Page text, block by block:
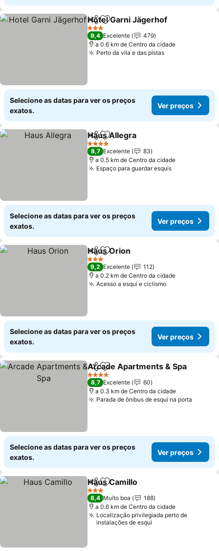
PartilharAdicionar aos favoritos
Hotel Garni Jägerhof
3 Estrelas
9,4 Excelente
479
a 0.6 km de Centro da cidade
Perto da vila e das pistas
Selecione as datas para ver os preços
exatos.
Ver preços
PartilharAdicionar aos favoritos
Haus Allegra
4 Estrelas
8,7 Excelente
83
a 0.5 km de Centro da cidade
Espaço para guardar esquis
Selecione as datas para ver os preços
exatos.
Ver preços
PartilharAdicionar aos favoritos
Haus Orion
3 Estrelas
9,2 Excelente
112
a 0.2 km de Centro da cidade
Acesso a esqui e ciclismo
Selecione as datas para ver os preços
exatos.
Ver preços
PartilharAdicionar aos favoritos
Arcade Apartments & Spa
4 Estrelas
8,7 Excelente
60
a 0.3 km de Centro da cidade
Parada de ônibus de esqui na porta
Selecione as datas para ver os preços
exatos.
Ver preços
PartilharAdicionar aos favoritos
Haus Camillo
3 Estrelas
8,4 Muito boa
188
a 0.6 km de Centro da cidade
Localização privilegiada perto de
instalações de esqui